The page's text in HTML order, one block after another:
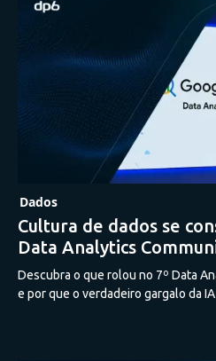
Dados
Cultura de dados se
Data Analytics
Descubra o que rolou no 7º Data
e por que o verdadeiro gargalo da